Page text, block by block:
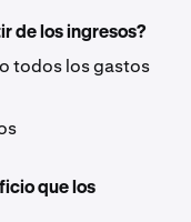
de los ingresos?
todos los gastos
que los